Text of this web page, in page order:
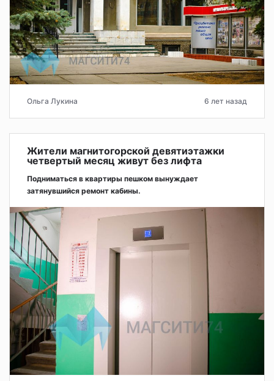
Ольга Лукина 6 лет назад
Жители магнитогорской девятиэтажки
четвертый месяц живут без лифта
Подниматься в квартиры пешком вынуждает
затянувшийся ремонт кабины.